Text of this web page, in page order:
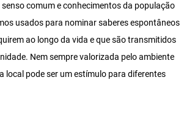
comum e conhecimentos da população
usados para nominar saberes espontâneos
ao longo da vida e que são transmitidos
Nem sempre valorizada pelo ambiente
local pode ser um estímulo para diferentes